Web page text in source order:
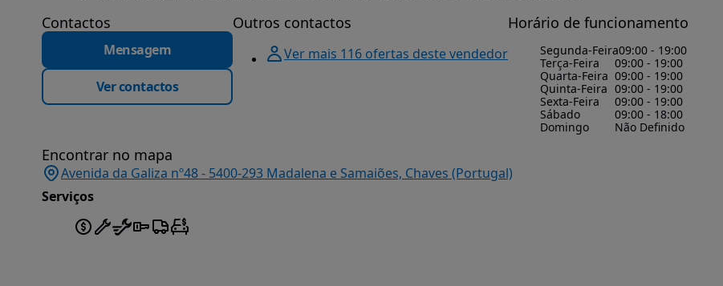
Contactos
Mensagem
Ver contactos
Outros contactos
Ver mais 116 ofertas deste vendedor
Horário de funcionamento
Segunda-Feira09:00 - 19:00
Terça-Feira
09:00 - 19:00
Quarta-Feira 09:00 - 19:00
Quinta-Feira 09:00 - 19:00
Sexta-Feira
09:00 - 19:00
Sábado
09:00 - 18:00
Domingo
Não Definido
Encontrar no mapa
Avenida da Galiza nº48 - 5400-293 Madalena e Samaiões, Chaves (Portugal)
Serviços